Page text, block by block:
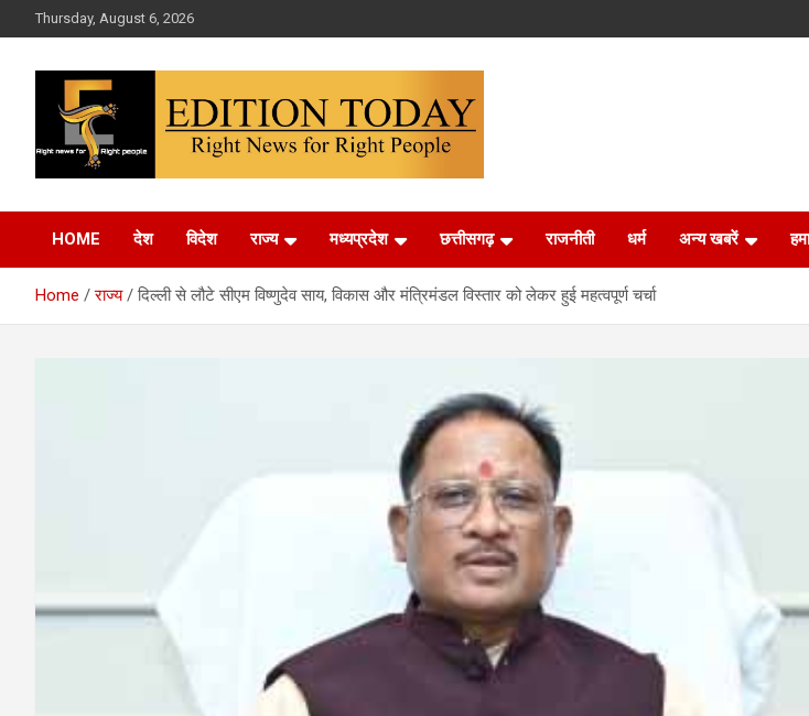
to
Thursday, August 6, 2026
Edition Today
HOME देश विदेश राज्य मध्यप्रदेश छत्तीसगढ़ राजनीती धर्म अन्य खबरें
Home राज्य दिल्ली से लौटे सीएम विष्णुदेव साय, विकास और मंत्रिमंडल विस्तार को लेकर हुई महत्वपूर्ण चर्चा